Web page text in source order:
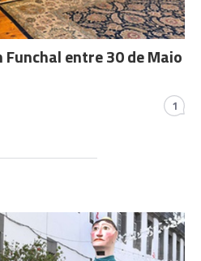
entre 30 de Maio
1